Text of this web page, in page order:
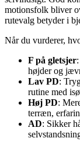
motionsfolk bliver
rutevalg betyder i
Når du vurderer,
F på gletsjer
højder og
Lav PD:
rutine med
Høj PD:
terræn,
AD: Sikker